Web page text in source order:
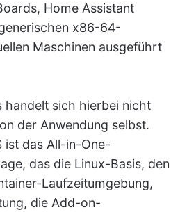
Home Assistant
x86-64-
Maschinen ausgeführt
handelt sich hierbei nicht
der Anwendung selbst.
ist das All-in-One-
das die Linux-Basis, den
Laufzeitumgebung,
die Add-on-